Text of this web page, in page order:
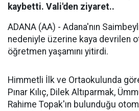
kaybetti. Vali'den ziyaret..
ADANA (AA) - Adana'nın
nedeniyle üzerine kaya devrilen
öğretmen yaşamını yitirdi.
Himmetli İlk ve Ortaokulunda
Pınar Kılıç, Dilek Altıparmak,
Rahime Topak'ın bulunduğu